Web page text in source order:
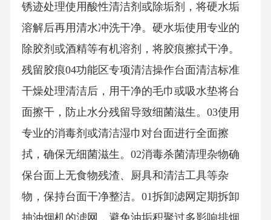
锈迹处理使用酸性清洁剂或除垢剂，将硬水垢
溶解后再用清水冲洗干净。硬水垢使用专业的
除胶剂或酒精等有机溶剂，将胶痕擦拭干净。
残留胶痕04功能区专项清洁操作台面清洁标准
干燥处理清洁后，用干净的毛巾或吸水垫将台
面擦干，防止水分残留导致细菌滋生。03使用
专业的消毒剂或清洁湿巾对台面进行全面擦
拭，确保无细菌滋生。02消毒杀菌清理杂物确
保台面上无食物残渣、厨具和清洁工具等杂
物，保持台面干净整洁。01拆卸滤网定期拆卸